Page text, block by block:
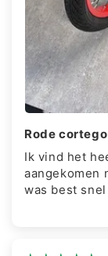
Rode
Ik vind het
aangekomen
was best